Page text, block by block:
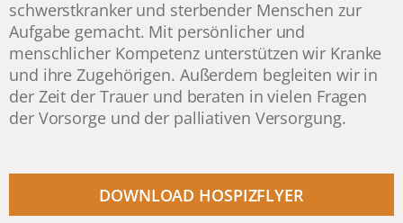
schwerstkranker und sterbender Menschen zur
Aufgabe gemacht. Mit persönlicher und
menschlicher Kompetenz unterstützen wir Kranke
und ihre Zugehörigen. Außerdem begleiten wir in
der Zeit der Trauer und beraten in vielen Fragen
der Vorsorge und der palliativen Versorgung.
DOWNLOAD HOSPIZFLYER